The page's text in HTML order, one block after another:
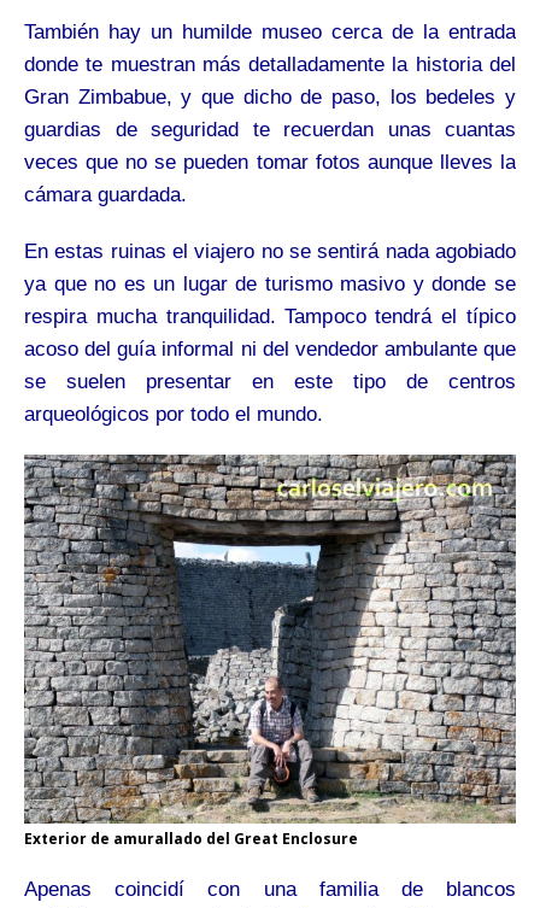
También hay un humilde museo cerca de la entrada
donde te muestran más detalladamente la historia del
Gran Zimbabue, y que dicho de paso, los bedeles y
guardias de seguridad te recuerdan unas cuantas
veces que no se pueden tomar fotos aunque lleves la
cámara guardada.
En estas ruinas el viajero no se sentirá nada agobiado
ya que no es un lugar de turismo masivo y donde se
respira mucha tranquilidad. Tampoco tendrá el típico
acoso del guía informal ni del vendedor ambulante que
se suelen presentar en este tipo de centros
arqueológicos por todo el mundo.
Exterior de amurallado del Great Enclosure
Apenas coincidí con una familia de blancos